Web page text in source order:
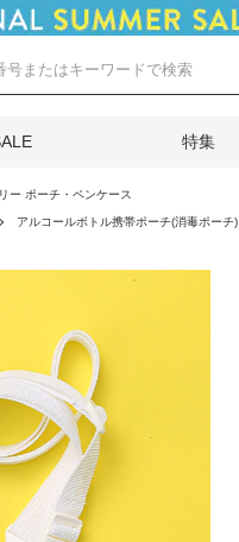
特集
ー ポーチ・ペンケース
アルコールボトル携帯ポーチ(消毒ポーチ)